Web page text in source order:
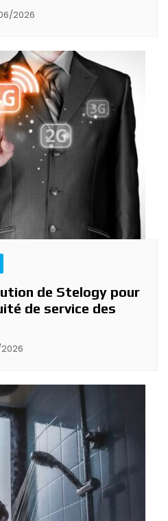
2026
de Stelogy pour
de service des